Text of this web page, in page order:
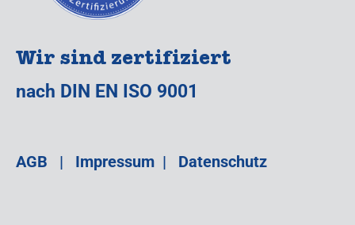
Wir sind zertifiziert
nach DIN EN ISO 9001
AGB | Impressum | Datenschutz